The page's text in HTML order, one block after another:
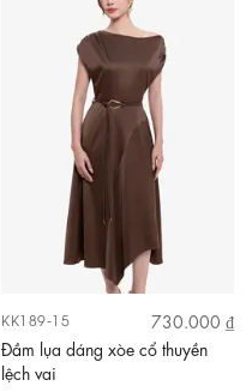
KK189-15
730.000 ₫
Đầm lụa dáng xòe cổ thuyền
lệch vai